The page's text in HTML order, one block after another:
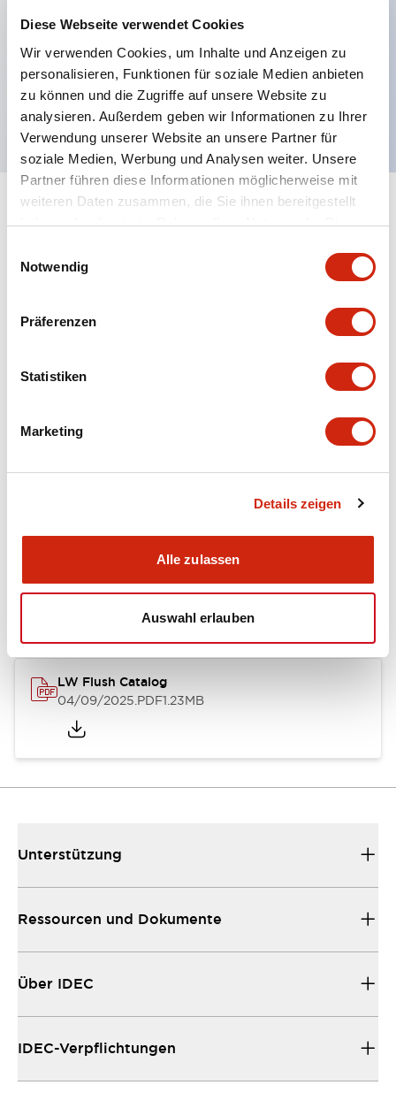
Diese Webseite verwendet Cookies
Wir verwenden Cookies, um Inhalte und Anzeigen zu
personalisieren, Funktionen für soziale Medien anbieten
zu können und die Zugriffe auf unsere Website zu
analysieren. Außerdem geben wir Informationen zu Ihrer
Verwendung unserer Website an unsere Partner für
soziale Medien, Werbung und Analysen weiter. Unsere
Partner führen diese Informationen möglicherweise mit
weiteren Daten zusammen, die Sie ihnen bereitgestellt
haben oder die sie im Rahmen Ihrer Nutzung der Dienste
Notwendig
Präferenzen
Statistiken
Marketing
Details zeigen
Alle zulassen
Auswahl erlauben
Mehrfachbefestigung möglich
Der schlüsselsichere Selektorschalter verwendet
eine hochsichere Stiftzuhaltungsstruktur
Schutzart IP65 (IEC60529)
Mounting and Installation Specifications
Kataloge & Broschüren Genehmigungen & Standards
LW Flush Catalog
04/09/2025.PDF1.23MB
Unterstützung
Ressourcen und Dokumente
Über IDEC
IDEC-Verpflichtungen